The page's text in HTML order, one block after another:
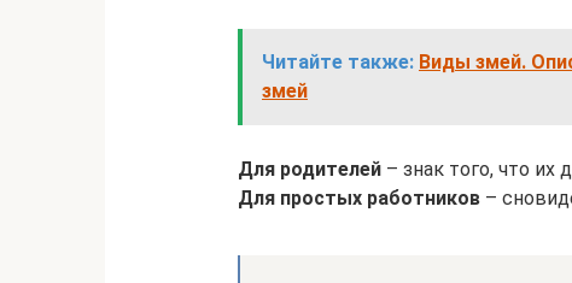
Читайте также: Виды змей.
змей
Для родителей – знак того, что
Для простых работников –